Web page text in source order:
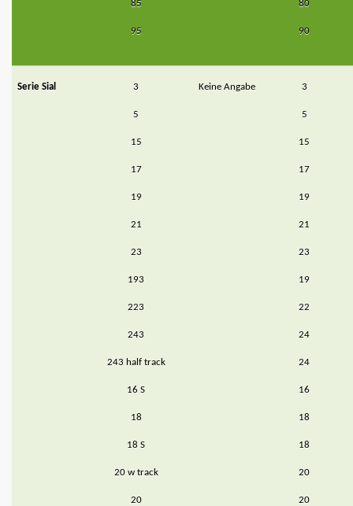
85
95
80
90
Serie Sial 3
5
15
17
19
21
23
193
223
243
243 half track
16 S
18
18 S
20 w track
20
Keine Angabe 3
5
15
17
19
21
23
19
22
24
24
16
18
18
20
20